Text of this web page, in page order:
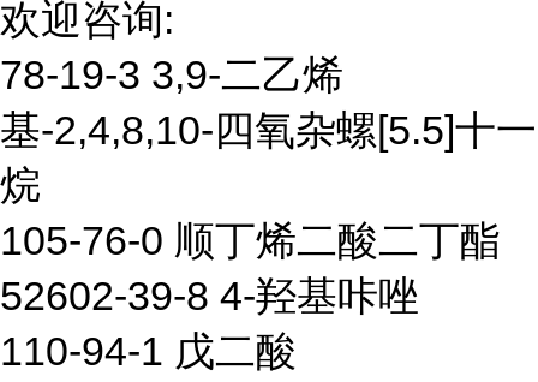
欢迎咨询:
78-19-3 3,9-二乙烯
基-2,4,8,10-四氧杂螺[5.5]十一
烷
105-76-0 顺丁烯二酸二丁酯
52602-39-8 4-羟基咔唑
110-94-1 戊二酸